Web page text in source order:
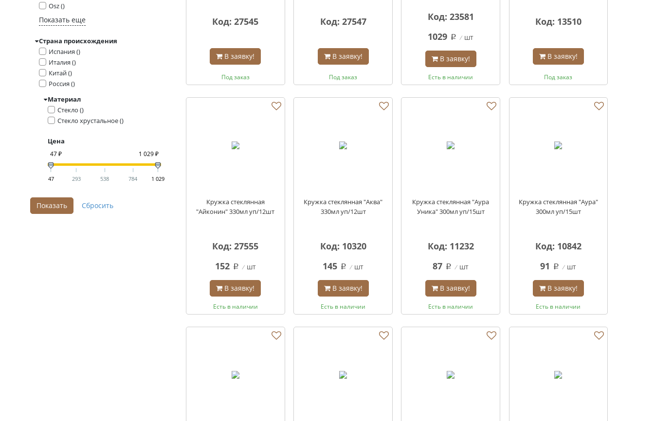
Osz ()
Показать еще
Страна происхождения
Испания ()
Италия ()
Китай ()
Россия ()
Материал
Стекло ()
Стекло хрустальное ()
Цена
47 293 538 784 1 029
47 ₽ 1 029 ₽
Код: 27545
В заявку!
Под заказ
Код: 27547
В заявку!
Под заказ
Код: 23581
1029 q шт
В заявку!
Есть в наличии
Код: 13510
В заявку!
Под заказ
Кружка стеклянная
"Айконин" 330мл уп/12шт
Код: 27555
152 q шт
В заявку!
Есть в наличии
Кружка стеклянная "Аква"
330мл уп/12шт
Код: 10320
145 q шт
В заявку!
Есть в наличии
Кружка стеклянная "Аура
Уника" 300мл уп/15шт
Код: 11232
87 q шт
В заявку!
Есть в наличии
Кружка стеклянная "Аура"
300мл уп/15шт
Код: 10842
91
q шт
В заявку!
Есть в наличии